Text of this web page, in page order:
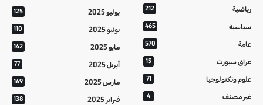
رياضية 212
سياسية 465
عامة 570
عراق سبورت 15
علوم وتكنولوجيا 71
غير مصنف 4
يوليو 2025 125
يونيو 2025 110
مايو 2025 142
أبريل 2025 77
مارس 2025 169
فبراير 2025 138